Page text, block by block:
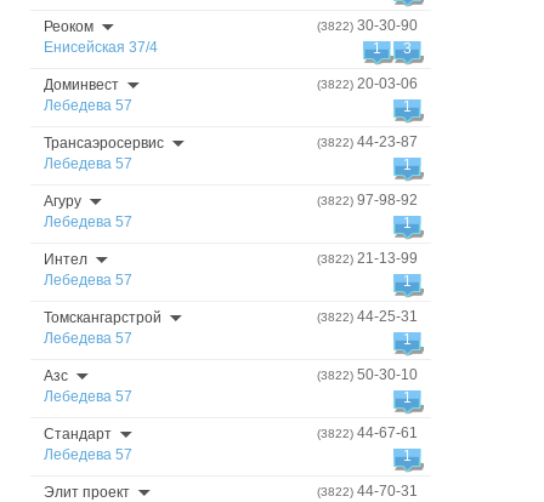
Реоком
Енисейская 37/4
(3822) 30-30-90
3
1
Доминвест
Лебедева 57
(3822) 20-03-06
1
Трансаэросервис
Лебедева 57
(3822) 44-23-87
1
Агуру
Лебедева 57
(3822) 97-98-92
1
Интел
Лебедева 57
(3822) 21-13-99
1
Томскангарстрой
Лебедева 57
(3822) 44-25-31
1
Азс
Лебедева 57
(3822) 50-30-10
1
Стандарт
Лебедева 57
(3822) 44-67-61
1
Элит проект
(3822) 44-70-31